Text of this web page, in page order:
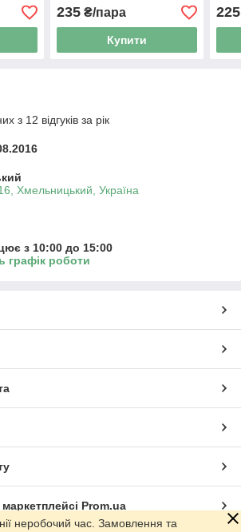
235₴/пара
Купити
225
з 12 відгуків за рік
Хмельницький, Україна
з 10:00 до 15:00
графік роботи
Prom.ua
неробочий час. Замовлення та